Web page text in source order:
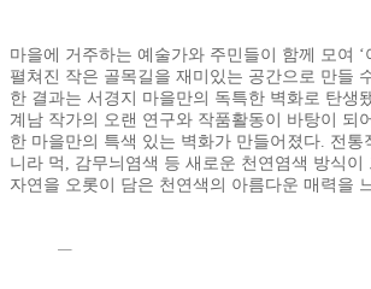
마을에 거주하는 예술가와 주민들이 함께 모여
펼쳐진 작은 골목길을 재미있는 공간으로 만들
한 결과는 서경지 마을만의 독특한 벽화로 탄생
계남 작가의 오랜 연구와 작품활동이 바탕이 되
한 마을만의 특색 있는 벽화가 만들어졌다. 전통
니라 먹, 감무늬염색 등 새로운 천연염색 방식이
자연을 오롯이 담은 천연색의 아름다운 매력을